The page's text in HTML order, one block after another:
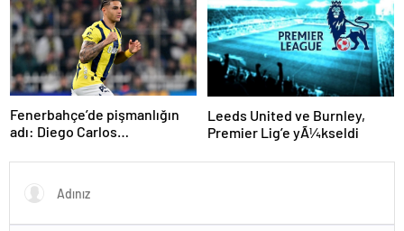
Fenerbahçe’de pişmanlığın
adı: Diego Carlos…
Leeds United ve Burnley,
Premier Lig’e yÃ¼kseldi